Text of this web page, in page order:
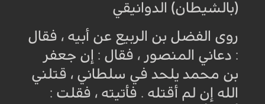
(بالشيطان) الدوانيقي
روى الفضل بن الربيع عن أبيه ، فقال
: دعاني المنصور ، فقال : إن جعفر
بن محمد يلحد في سلطاني ، قتلني
الله إن لم أقتله . فأتيته ، فقلت :